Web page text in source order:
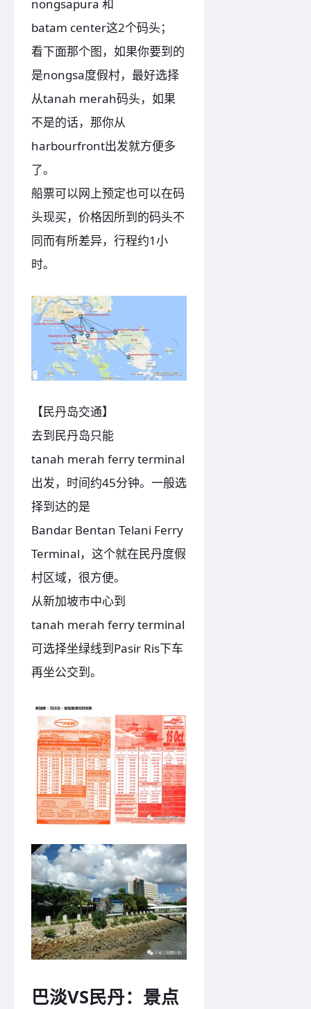
nongsapura 和
batam center这2个码头；
看下面那个图，如果你要到的
是nongsa度假村，最好选择
从tanah merah码头，如果
不是的话，那你从
harbourfront出发就方便多
了。
船票可以网上预定也可以在码
头现买，价格因所到的码头不
同而有所差异，行程约1小
时。
【民丹岛交通】
去到民丹岛只能
tanah merah ferry terminal
出发，时间约45分钟。一般选
择到达的是
Bandar Bentan Telani Ferry
Terminal，这个就在民丹度假
村区域，很方便。
从新加坡市中心到
tanah merah ferry terminal
可选择坐绿线到Pasir Ris下车
再坐公交到。
巴淡VS民丹：景点